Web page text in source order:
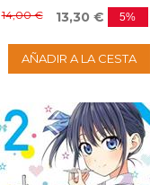
14,00 € 13,30 € 5%
AÑADIR A LA CESTA